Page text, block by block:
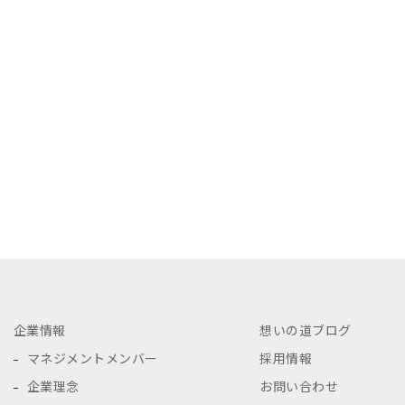
企業情報
マネジメントメンバー
企業理念
想いの道ブログ
採用情報
お問い合わせ